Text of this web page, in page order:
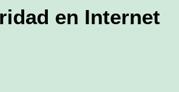
en Internet